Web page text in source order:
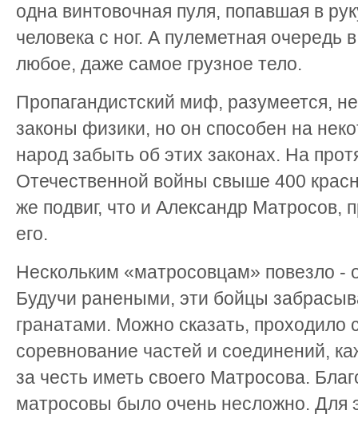
одна винтовочная пуля, попавшая в
человека с ног. А пулеметная очередь
любое, даже самое грузное тело.
Пропагандистский миф, разумеется,
законы физики, но он способен на
народ забыть об этих законах. На
Отечественной войны свыше 400
же подвиг, что и Александр Матросов,
его.
Нескольким «матросовцам» повезло -
Будучи ранеными, эти бойцы
гранатами. Можно сказать, проходило
соревнование частей и соединений,
за честь иметь своего Матросова.
матросовы было очень несложно. Для